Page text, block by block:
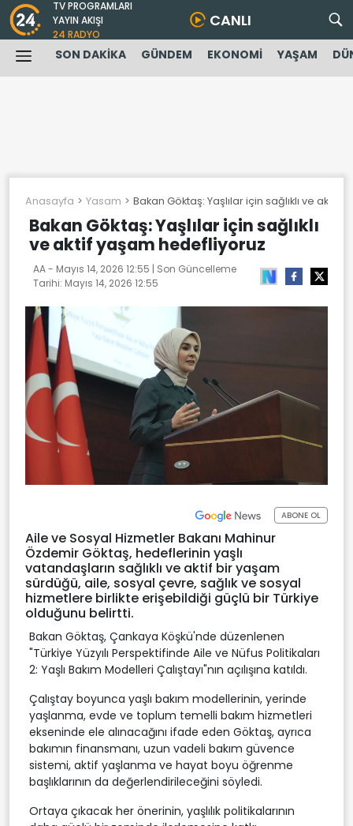
TV PROGRAMLARI
YAYIN AKIŞI
24 RADYO
CANLI
SON DAKİKA GÜNDEM EKONOMİ YAŞAM
Anasayfa Yasam Bakan Göktaş: Yaşlılar için sağlıklı ve aktif
Bakan Göktaş: Yaşlılar için sağlıklı
ve aktif yaşam hedefliyoruz
AA - Mayıs 14, 2026 12:55 | Son Güncelleme
Tarihi: Mayıs 14, 2026 12:55
ABONE OL
Aile ve Sosyal Hizmetler Bakanı Mahinur
Özdemir Göktaş, hedeflerinin yaşlı
vatandaşların sağlıklı ve aktif bir yaşam
sürdüğü, aile, sosyal çevre, sağlık ve sosyal
hizmetlere birlikte erişebildiği güçlü bir Türkiye
olduğunu belirtti.
Bakan Göktaş, Çankaya Köşkü'nde düzenlenen
"Türkiye Yüzyılı Perspektifinde Aile ve Nüfus Politikaları
2: Yaşlı Bakım Modelleri Çalıştayı"nın açılışına katıldı.
Çalıştay boyunca yaşlı bakım modellerinin, yerinde
yaşlanma, evde ve toplum temelli bakım hizmetleri
ekseninde ele alınacağını ifade eden Göktaş, ayrıca
bakımın finansmanı, uzun vadeli bakım güvence
sistemi, aktif yaşlanma ve hayat boyu öğrenme
başlıklarının da değerlendirileceğini söyledi.
Ortaya çıkacak her önerinin, yaşlılık politikalarının